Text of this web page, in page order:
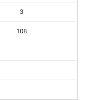
3
108